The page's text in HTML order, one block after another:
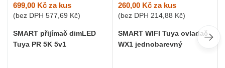
699,00 Kč za kus
(bez DPH 577,69 Kč)
SMART přijímač dimLED
Tuya PR 5K 5v1
260,00 Kč za kus
(bez DPH 214,88 Kč)
SMART WIFI Tuya ovladač
WX1 jednobarevný